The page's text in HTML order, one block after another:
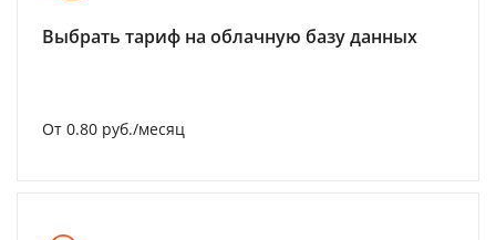
Выбрать тариф на облачную базу данных
От 0.80 руб./месяц